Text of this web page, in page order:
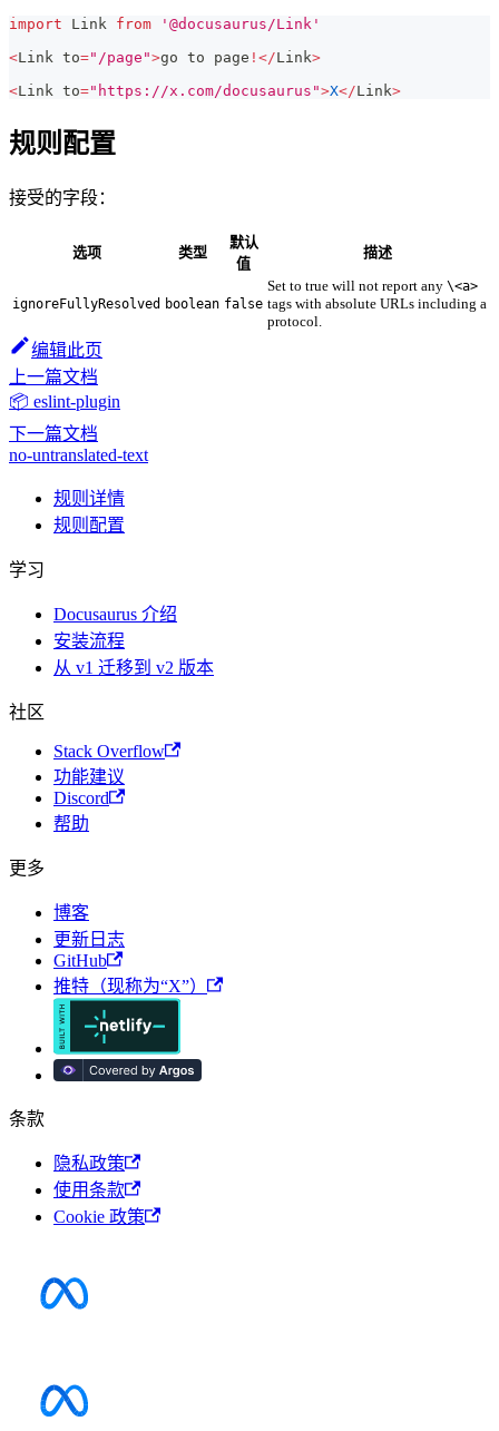
import Link from
'@docusaurus/Link'
<Link to="/page">go to page ! </Link>
<Link to="https://x.com/docusaurus">X</Link>
规则配置
接受的字段：
选项 类型
默认
值
描述
ignoreFullyResolved boolean false
Set to true will not report any \<a>
tags with absolute URLs including a
protocol.
编辑此页
上一篇文档
📦 eslint-plugin
下一篇文档
no-untranslated-text
规则详情
规则配置
学习
Docusaurus 介绍
安装流程
从 v1 迁移到 v2 版本
社区
Stack Overflow
功能建议
Discord
帮助
更多
博客
更新日志
GitHub
推特（现称为“X”）
条款
隐私政策
使用条款
Cookie 政策